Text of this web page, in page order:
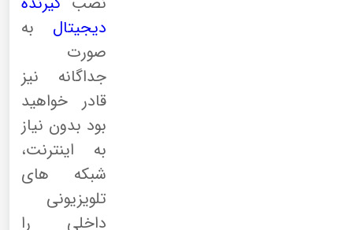
دیجیتال به
صورت
جداگانه نیز
قادر خواهید
بود بدون نیاز
به اینترنت،
شبکه های
تلویزیونی
داخلی را